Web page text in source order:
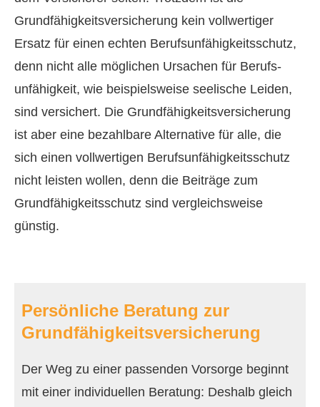
Grundfähigkeitsversicherung kein vollwertiger
Ersatz für einen echten Berufs­unfähig­keitsschutz,
denn nicht alle möglichen Ursachen für Berufs­
unfähig­keit, wie beispielsweise seelische Leiden,
sind versichert. Die Grundfähigkeitsversicherung
ist aber eine bezahlbare Alternative für alle, die
sich einen vollwertigen Berufs­unfähig­keitsschutz
nicht leisten wollen, denn die Beiträge zum
Grundfähigkeitsschutz sind vergleichsweise
günstig.
Persönliche Beratung zur
Grundfähigkeitsversicherung
Der Weg zu einer passenden Vorsorge beginnt
mit einer individuellen Beratung: Deshalb gleich